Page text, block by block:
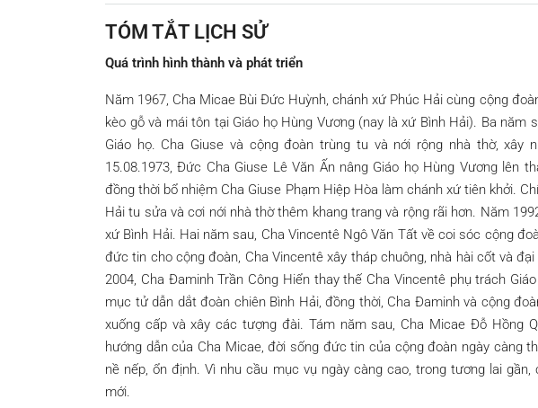
TÓM TẮT LỊCH SỬ
Quá trình hình thành và phát triển
Năm 1967, Cha Micae Bùi Đức Huỳnh, chánh xứ Phúc Hải cùng cộng
kèo gỗ và mái tôn tại Giáo họ Hùng Vương (nay là xứ Bình Hải). Ba năm
Giáo họ. Cha Giuse và cộng đoàn trùng tu và nới rộng nhà thờ, xây
15.08.1973, Đức Cha Giuse Lê Văn Ấn nâng Giáo họ Hùng Vương lên
đồng thời bổ nhiệm Cha Giuse Phạm Hiệp Hòa làm chánh xứ tiên khởi.
Hải tu sửa và cơi nới nhà thờ thêm khang trang và rộng rãi hơn. Năm
xứ Bình Hải. Hai năm sau, Cha Vincentê Ngô Văn Tất về coi sóc cộng
đức tin cho cộng đoàn, Cha Vincentê xây tháp chuông, nhà hài cốt và
2004, Cha Đaminh Trần Công Hiển thay thế Cha Vincentê phụ trách
mục tử dẫn dắt đoàn chiên Bình Hải, đồng thời, Cha Đaminh và cộng
xuống cấp và xây các tượng đài. Tám năm sau, Cha Micae Đỗ Hồng
hướng dẫn của Cha Micae, đời sống đức tin của cộng đoàn ngày càng
nề nếp, ổn định. Vì nhu cầu mục vụ ngày càng cao, trong tương lai
mới.